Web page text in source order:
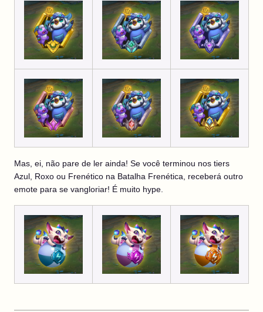
Mas, ei, não pare de ler ainda! Se você terminou nos tiers
Azul, Roxo ou Frenético na Batalha Frenética, receberá outro
emote para se vangloriar! É muito hype.